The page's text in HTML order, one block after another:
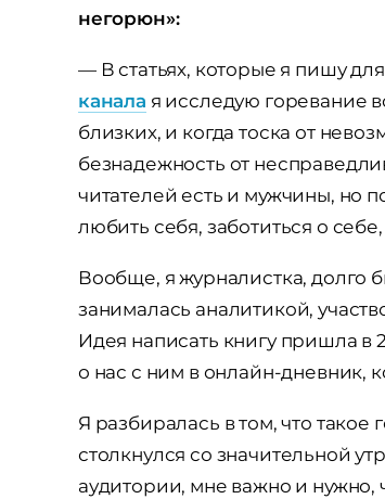
негорюн»:
— В статьях, которые я пишу
канала я исследую горевание
близких, и когда тоска от
безнадежность от
читателей есть и мужчины, но
любить себя, заботиться о
Вообще, я журналистка, долго
занималась аналитикой,
Идея написать книгу пришла в
о нас с ним в онлайн-дневник,
Я разбиралась в том, что такое
столкнулся со значительной
аудитории, мне важно и